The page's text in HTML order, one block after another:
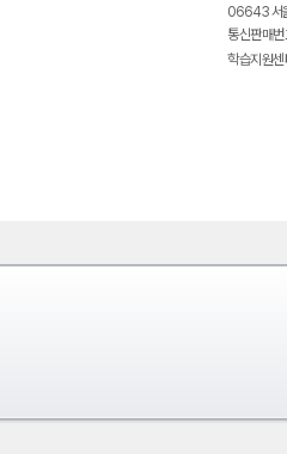
06643 서
통신판매
학습지원